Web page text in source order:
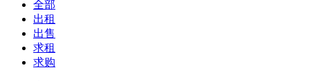
全部
出租
出售
求租
求购